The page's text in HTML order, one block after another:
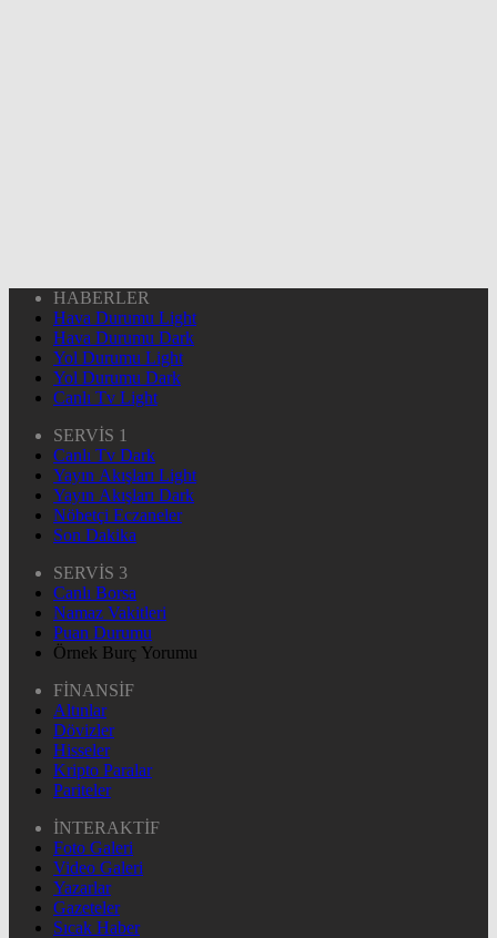
HABERLER
Hava Durumu Light
Hava Durumu Dark
Yol Durumu Light
Yol Durumu Dark
Canlı Tv Light
SERVİS 1
Canlı Tv Dark
Yayın Akışları Light
Yayın Akışları Dark
Nöbetçi Eczaneler
Son Dakika
SERVİS 3
Canlı Borsa
Namaz Vakitleri
Puan Durumu
Örnek Burç Yorumu
FİNANSİF
Altınlar
Dövizler
Hisseler
Kripto Paralar
Pariteler
İNTERAKTİF
Foto Galeri
Video Galeri
Yazarlar
Gazeteler
Sıcak Haber